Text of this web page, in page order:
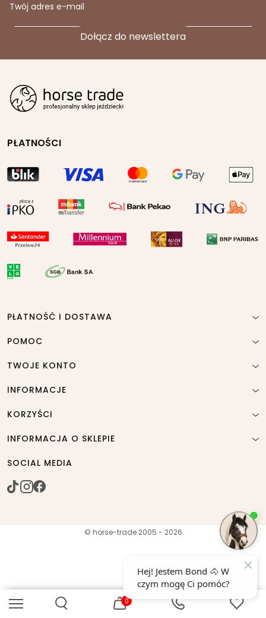
0
Twój adres e-mail
PŁATNOŚCI
PŁATNOŚĆ I DOSTAWA
POMOC
TWOJE KONTO
INFORMACJE
KORZYŚCI
INFORMACJA O SKLEPIE
SOCIAL MEDIA
© horse-trade 2005 - 2026